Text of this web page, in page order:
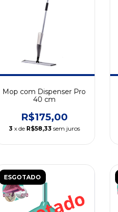
Mop com Dispenser Pro
40 cm
R$175,00
3 x de R$58,33 sem juros
ESGOTADO